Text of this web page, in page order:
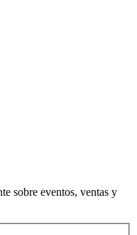
sobre eventos, ventas y